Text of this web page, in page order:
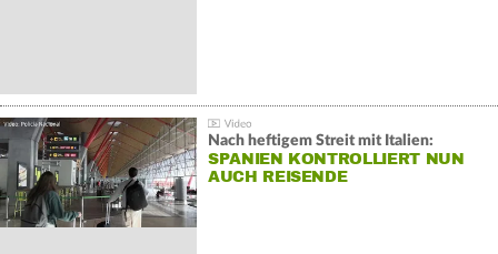
Nach heftigem Streit mit Italien:
SPANIEN KONTROLLIERT NUN
AUCH REISENDE